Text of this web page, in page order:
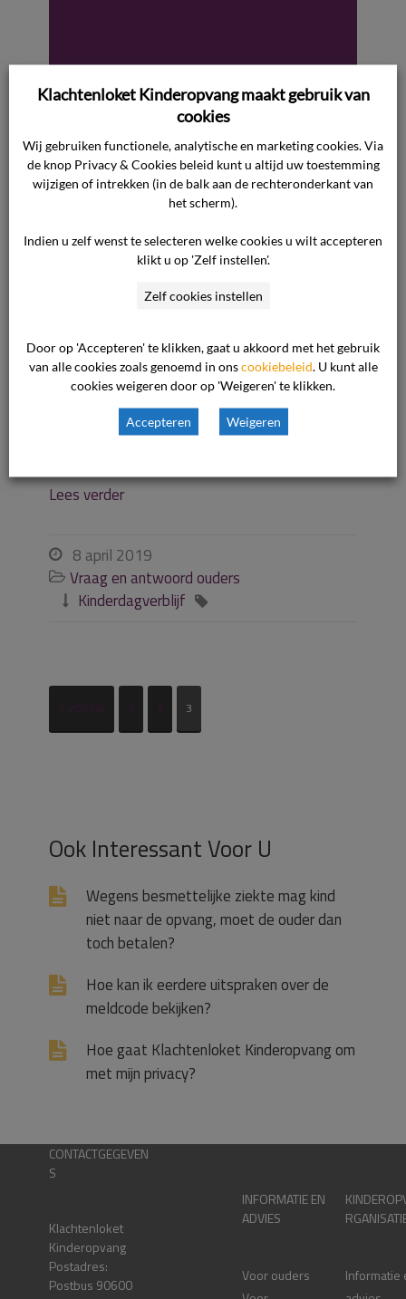
Gedrag (VOG) en
continue
screening
Al het personeel, dat werkt bij een
kinderopvangorganisatie (inclusief de eigenaar)
moet in het bezit zijn van een Verklaring
medewerkers moeten deze VOG twee
maanden voordat zij bij een organisatie in dienst
treden laten zien. De verklaring mag op dat
moment niet ouder zijn dan twee maanden. Een
VOG geeft […]
Lees verder
 8 april 2019
 Vraag en antwoord ouders
 Kinderdagverblijf 
« VORIGE 1 2 3
Ook Interessant Voor U
Wegens besmettelijke ziekte mag kind
niet naar de opvang, moet de ouder dan
toch betalen?
Hoe kan ik eerdere uitspraken over de
meldcode bekijken?
Hoe gaat Klachtenloket Kinderopvang om
met mijn privacy?
CONTACTGEGEVEN
S
Klachtenloket
Kinderopvang
Postadres:
Postbus 90600
INFORMATIE EN
ADVIES
Voor ouders
Informatie
Klachtenloket Kinderopvang maakt gebruik van
cookies
Wij gebruiken functionele, analytische en marketing cookies. Via
de knop Privacy & Cookies beleid kunt u altijd uw toestemming
wijzigen of intrekken (in de balk aan de rechteronderkant van
het scherm).
Indien u zelf wenst te selecteren welke cookies u wilt accepteren
klikt u op 'Zelf instellen'.
Zelf cookies instellen
Door op 'Accepteren' te klikken, gaat u akkoord met het gebruik
van alle cookies zoals genoemd in onscookiebeleid. U kunt alle
cookies weigeren door op 'Weigeren' te klikken.
Accepteren Weigeren